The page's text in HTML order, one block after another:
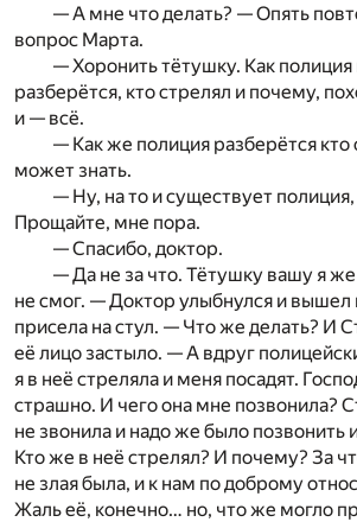
— А мне что делать? — Опять
вопрос Марта.
— Хоронить тётушку. Как полиция
разберётся, кто стрелял и почему,
и — всё.
— Как же полиция разберётся кто
может знать.
— Ну, на то и существует
Прощайте, мне пора.
— Спасибо, доктор.
— Да не за что. Тётушку вашу я же
не смог. — Доктор улыбнулся и
присела на стул. — Что же делать? И
её лицо застыло. — А вдруг
я в неё стреляла и меня посадят.
страшно. И чего она мне позвонила?
не звонила и надо же было позвонить
Кто же в неё стрелял? И почему? За
не злая была, и к нам по доброму
Жаль её, конечно… но, что же могло